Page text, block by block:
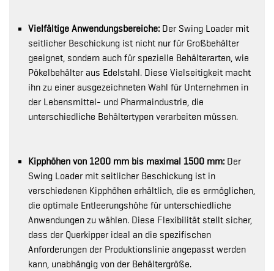
Vielfältige Anwendungsbereiche: Der Swing Loader mit
seitlicher Beschickung ist nicht nur für Großbehälter
geeignet, sondern auch für spezielle Behälterarten, wie
Pökelbehälter aus Edelstahl. Diese Vielseitigkeit macht
ihn zu einer ausgezeichneten Wahl für Unternehmen in
der Lebensmittel- und Pharmaindustrie, die
unterschiedliche Behältertypen verarbeiten müssen.
Kipphöhen von 1200 mm bis maximal 1500 mm: Der
Swing Loader mit seitlicher Beschickung ist in
verschiedenen Kipphöhen erhältlich, die es ermöglichen,
die optimale Entleerungshöhe für unterschiedliche
Anwendungen zu wählen. Diese Flexibilität stellt sicher,
dass der Querkipper ideal an die spezifischen
Anforderungen der Produktionslinie angepasst werden
kann, unabhängig von der Behältergröße.